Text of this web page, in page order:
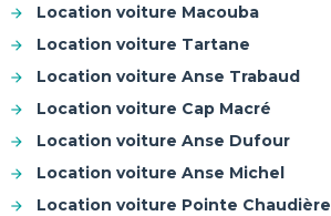
Location voiture Macouba
Location voiture Tartane
Location voiture Anse Trabaud
Location voiture Cap Macré
Location voiture Anse Dufour
Location voiture Anse Michel
Location voiture Pointe Chaudière